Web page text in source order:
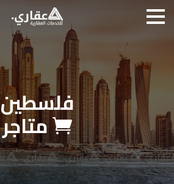
عقاري للخدماتفلسطين
متاجر